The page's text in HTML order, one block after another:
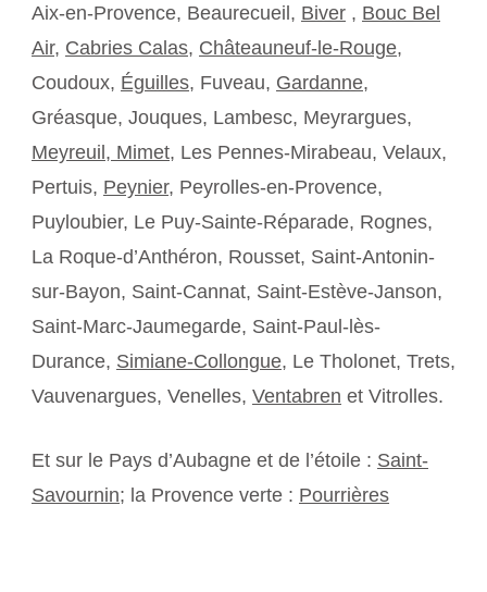
Aix-en-Provence, Beaurecueil, Biver , Bouc Bel
Air, Cabries Calas, Châteauneuf-le-Rouge,
Coudoux, Éguilles, Fuveau, Gardanne,
Gréasque, Jouques, Lambesc, Meyrargues,
Meyreuil, Mimet, Les Pennes-Mirabeau, Velaux,
Pertuis, Peynier, Peyrolles-en-Provence,
Puyloubier, Le Puy-Sainte-Réparade, Rognes,
La Roque-d’Anthéron, Rousset, Saint-Antonin-
sur-Bayon, Saint-Cannat, Saint-Estève-Janson,
Saint-Marc-Jaumegarde, Saint-Paul-lès-
Durance, Simiane-Collongue, Le Tholonet, Trets,
Vauvenargues, Venelles, Ventabren et Vitrolles.
Et sur le Pays d’Aubagne et de l’étoile : Saint-
Savournin; la Provence verte : Pourrières